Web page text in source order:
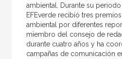
Coordinador
Editora
Escritor
ambiental. Durante su
EFEverde recibió tres
ambiental por diferentes
miembro del consejo de
durante cuatro años y ha
campañas de comunicación